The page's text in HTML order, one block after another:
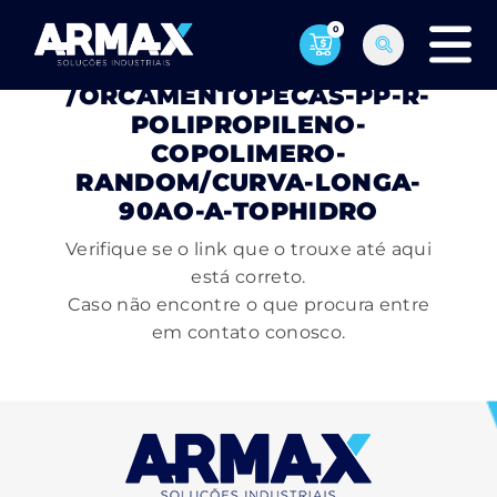
0
PÁGINA NÃO ENCONTRADA
/ORCAMENTOPECAS-PP-R-
POLIPROPILENO-
COPOLIMERO-
RANDOM/CURVA-LONGA-
90AO-A-TOPHIDRO
Verifique se o link que o trouxe até aqui
está correto.
Caso não encontre o que procura entre
em contato conosco.